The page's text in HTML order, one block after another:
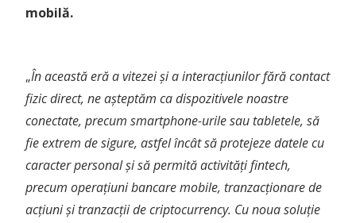
mobilă.
„În această eră a vitezei și a interacțiunilor fără contact
fizic direct, ne așteptăm ca dispozitivele noastre
conectate, precum smartphone-urile sau tabletele, să
fie extrem de sigure, astfel încât să protejeze datele cu
caracter personal și să permită activități fintech,
precum operațiuni bancare mobile, tranzacționare de
acțiuni și tranzacții de criptocurrency. Cu noua soluție